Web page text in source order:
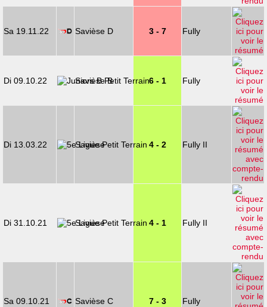
Sa 19.11.22 Savièse D 3 - 7 Fully
Di 09.10.22 Savièse B 6 - 1 Fully
Di 13.03.22 Savièse 4 - 2 Fully II
Di 31.10.21 Savièse 4 - 1 Fully II
Sa 09.10.21 Savièse C 7 - 3 Fully